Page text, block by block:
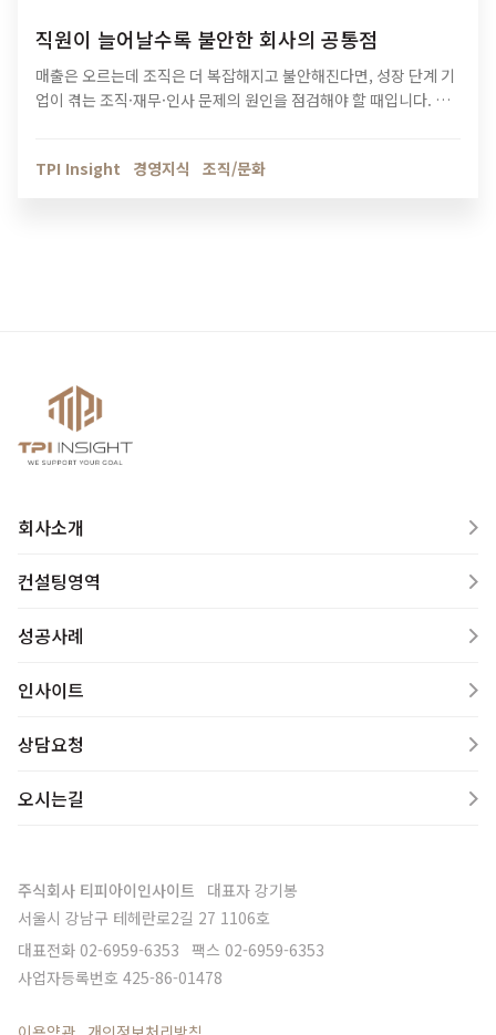
직원이 늘어날수록 불안한 회사의 공통점
매출은 오르는데 조직은 더 복잡해지고 불안해진다면, 성장 단계 기
업이 겪는 조직·재무·인사 문제의 원인을 점검해야 할 때입니다. 티
TPI Insight
경영지식 조직/문화
회사소개
컨설팅영역
성공사례
인사이트
상담요청
오시는길
주식회사 티피아이인사이트 대표자 강기봉
서울시 강남구 테헤란로2길 27 1106호
대표전화 02-6959-6353 팩스 02-6959-6353
사업자등록번호 425-86-01478